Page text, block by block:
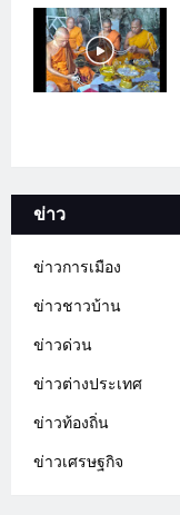
ข่าว
ข่าวการเมือง
ข่าวชาวบ้าน
ข่าวด่วน
ข่าวต่างประเทศ
ข่าวท้องถิ่น
ข่าวเศรษฐกิจ